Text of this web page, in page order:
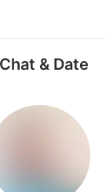
& Date